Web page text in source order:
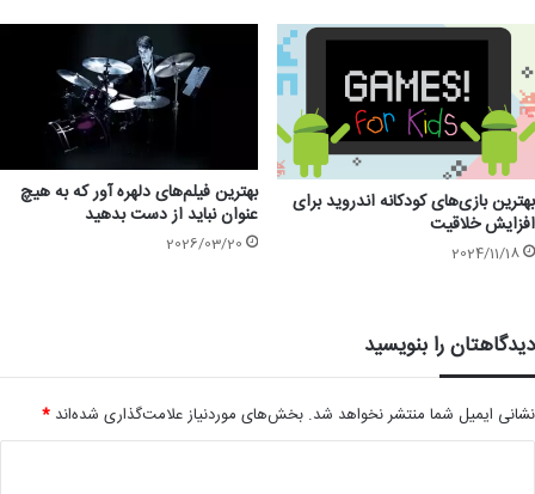
بهترین بازی‌های کودکانه اندروید برای
افزایش خلاقیت
2024/11/18
بهترین فیلم‌های دلهره آور که به هیچ
عنوان نباید از دست بدهید
2026/03/20
دیدگاهتان را بنویسید
نشانی ایمیل شما منتشر نخواهد شد. بخش‌های موردنیاز علامت‌گذاری شده‌اند *